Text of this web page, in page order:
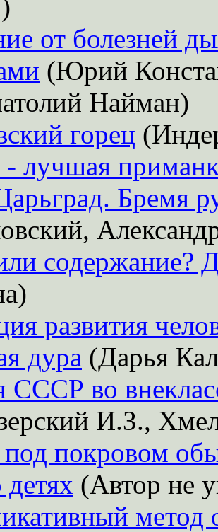
от болезней
(Юрий
Найман)
горец
лучшая
Бремя
содержание?
развития
дура (Дарья
СССР во
И.З.,
покровом
(Автор не
метод